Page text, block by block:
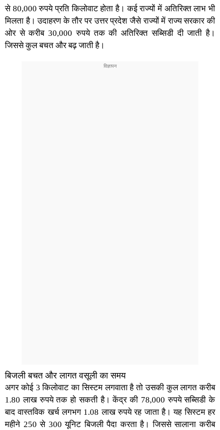
से 80,000 रुपये प्रति किलोवाट होता है। कई राज्यों में अतिरिक्त लाभ भी
मिलता है। उदाहरण के तौर पर उत्तर प्रदेश जैसे राज्यों में राज्य सरकार की
ओर से करीब 30,000 रुपये तक की अतिरिक्तसब्सिडीदी जाती है।
जिससे कुल बचत और बढ़ जाती है।
बिजली बचत और लागत वसूली का समय
अगर कोई 3 किलोवाट का सिस्टम लगवाता है तो उसकी कुल लागत करीब
1.80 लाख रुपये तक हो सकती है। केंद्र की 78,000 रुपयेसब्सिडी के
बाद वास्तविक खर्च लगभग 1.08 लाख रुपये रह जाता है। यहसिस्टमहर
महीने 250 से 300 यूनिट बिजली पैदा करता है। जिससे सालाना करीब